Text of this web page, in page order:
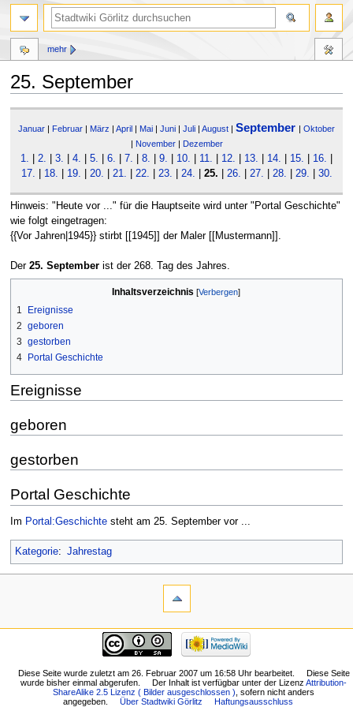
25. September
Navigation
Suche
Januar | Februar | März | April | Mai | Juni | Juli | August | September | Oktober
| November| Dezember
1. 2. 3. 4. 5. 6. 7. 8. 9. 10. 11. 12. 13. 14. 15. 16.
17.
18. 19. 20. 21. 22. 23. 24. 25. 26. 27. 28. 29. 30.
Hinweis: "Heute vor ..." für die Hauptseite wird unter "Portal Geschichte"
wie folgt eingetragen:
{{Vor Jahren|1945}} stirbt [[1945]] der Maler [[Mustermann]].
Der 25. Septemberist der 268. Tag des Jahres.
Inhaltsverzeichnis
1
Ereignisse
2 geboren
3 gestorben
4
Portal Geschichte
Ereignisse
geboren
gestorben
Portal Geschichte
Im Portal:Geschichtesteht am 25. September vor ...
Kategorie: Jahrestag
mehr
Diese Seite wurde zuletzt am 26. Februar 2007 um 16:58 Uhr bearbeitet.
Diese Seite
wurde bisher einmal abgerufen.
Der Inhalt ist verfügbar unter der LizenzAttribution-
ShareAlike 2.5 Lizenz ( Bilder ausgeschlossen ) , sofern nicht anders
angegeben.
Über Stadtwiki Görlitz Haftungsausschluss